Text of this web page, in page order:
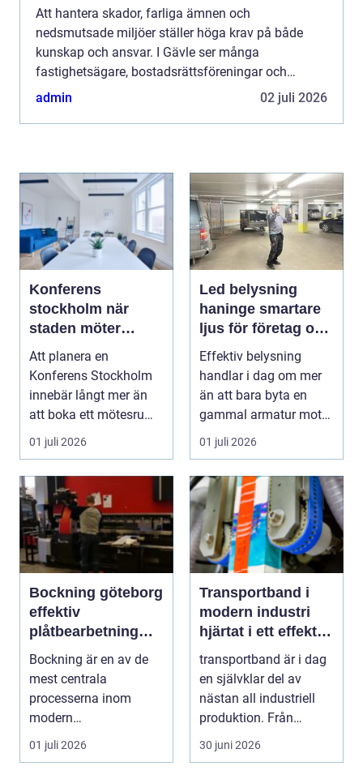
Att hantera skador, farliga ämnen och
nedsmutsade miljöer ställer höga krav på både
kunskap och ansvar. I Gävle ser många
fastighetsägare, bostadsrättsföreningar och
företag ett växande behov av professionell
admin 02 juli 2026
Konferens
stockholm när
staden möter
skärgård och
landsbygd
Att planera en
Konferens Stockholm
innebär långt mer än
att boka ett mötesrum
och ordna fika. Företa...
01 juli 2026
Led belysning
haninge smartare
ljus för företag och
fastigheter
Effektiv belysning
handlar i dag om mer
än att bara byta en
gammal armatur mot
en ny. Företag, bosta...
01 juli 2026
Bockning göteborg
effektiv
plåtbearbetning
med precision
Bockning är en av de
mest centrala
processerna inom
modern
plåtbearbetning. I en
industriregion som ...
01 juli 2026
Transportband i
modern industri
hjärtat i ett effektivt
flöde
transportband är i dag
en självklar del av
nästan all industriell
produktion. Från
stenbrott och åte...
30 juni 2026